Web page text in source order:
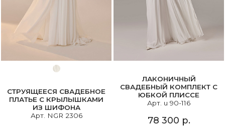
СТРУЯЩЕЕСЯ СВАДЕБНОЕ
ПЛАТЬЕ С КРЫЛЫШКАМИ
ИЗ ШИФОНА
Арт. NGR 2306
ЛАКОНИЧНЫЙ
СВАДЕБНЫЙ КОМПЛЕКТ С
ЮБКОЙ ПЛИССЕ
Арт. u 90-116
78 300 р.